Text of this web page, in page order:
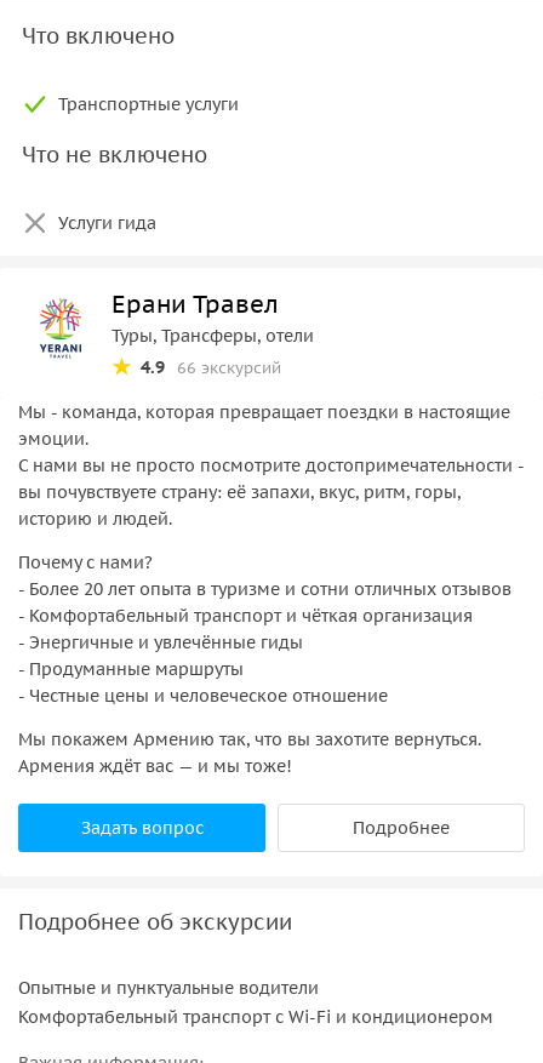
Что включено
Транспортные услуги
Что не включено
Услуги гида
Ерани Травел
Туры, Трансферы, отели
4.9
66 экскурсий
Мы - команда, которая превращает поездки в настоящие
эмоции.
С нами вы не просто посмотрите достопримечательности -
вы почувствуете страну: её запахи, вкус, ритм, горы,
историю и людей.
Почему с нами?
- Более 20 лет опыта в туризме и сотни отличных отзывов
- Комфортабельный транспорт и чёткая организация
- Энергичные и увлечённые гиды
- Продуманные маршруты
- Честные цены и человеческое отношение
Мы покажем Армению так, что вы захотите вернуться.
Армения ждёт вас — и мы тоже!
Задать вопрос Подробнее
Подробнее об экскурсии
Опытные и пунктуальные водители
Комфортабельный транспорт с Wi-Fi и кондиционером